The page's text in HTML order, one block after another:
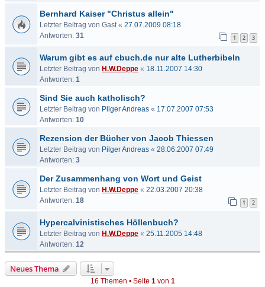
Bernhard Kaiser "Christus allein"
Letzter Beitrag von Gast« 27.07.2009 08:18
Antworten: 31 1 2 3
Warum gibt es auf cbuch.de nur alte Lutherbibeln
Letzter Beitrag von H.W.Deppe « 18.11.2007 14:30
Antworten: 1
Sind Sie auch katholisch?
Letzter Beitrag von Pilger Andreas « 17.07.2007 07:53
Antworten: 10
Rezension der Bücher von Jacob Thiessen
Letzter Beitrag von Pilger Andreas « 28.06.2007 07:49
Antworten: 3
Der Zusammenhang von Wort und Geist
Letzter Beitrag von H.W.Deppe « 22.03.2007 20:38
Antworten: 18 1 2
Hypercalvinistisches Höllenbuch?
Letzter Beitrag von H.W.Deppe « 25.11.2005 14:48
Antworten: 12
Neues Thema
16 Themen • Seite 1von 1